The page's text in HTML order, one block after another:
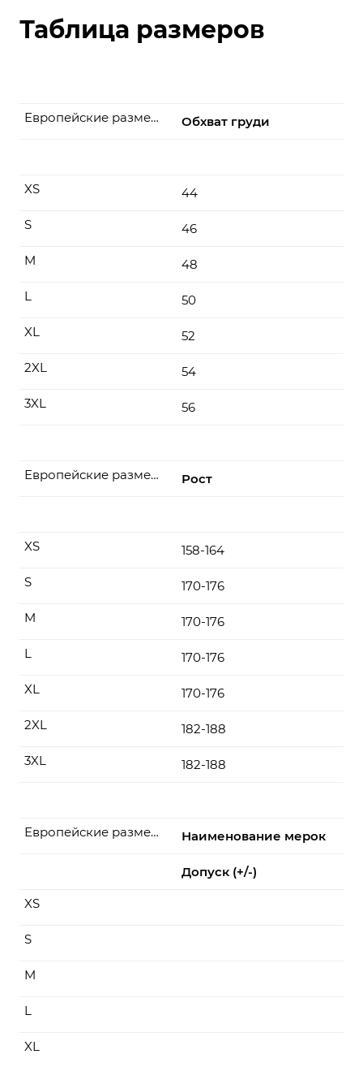
Таблица размеров
Обхват груди
Европейские размеры
44
XS
46
S
48
M
50
L
52
XL
54
2XL
56
3XL
Рост
Европейские размеры
158-164
XS
170-176
S
170-176
M
170-176
L
170-176
XL
182-188
2XL
182-188
3XL
Наименование мерок
Европейские размеры
Допуск (+/-)
XS
S
M
L
XL